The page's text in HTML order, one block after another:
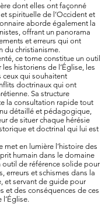
dont elles ont façonné
et spirituelle de l’Occident et
aborde également la
offrant un panorama
et erreurs qui ont
du christianisme.
ce tome constitue un outil
historiens de l’Église, les
qui souhaitent
doctrinaux qui ont
Sa structure
la consultation rapide tout
détaillé et pédagogique,
de situer chaque hérésie
et doctrinal qui lui est
met en lumière l’histoire des
humain dans le domaine
outil de référence solide pour
erreurs et schismes dans la
et servant de guide pour
et des conséquences de ces
l’Église.